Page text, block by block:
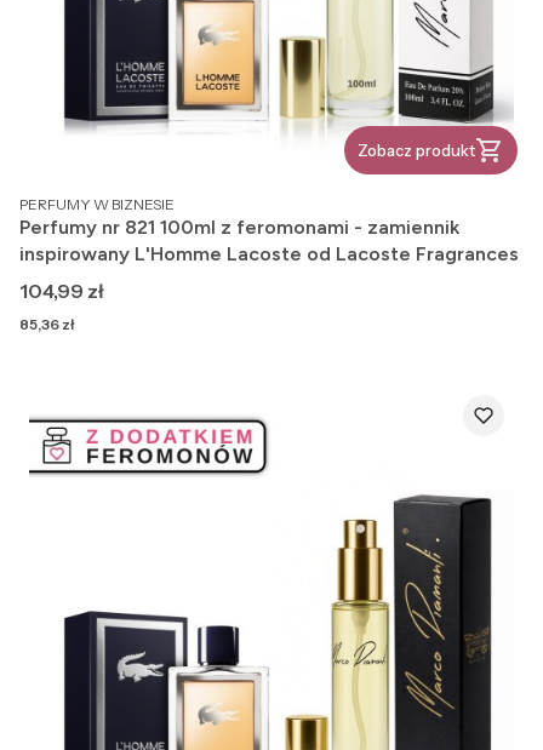
Zobacz produkt
PRODUCENT
PERFUMY W BIZNESIE
Perfumy nr 821 100ml z feromonami - zamiennik
inspirowany L'Homme Lacoste od Lacoste Fragrances
Cena
104,99 zł
Cena
85,36 zł